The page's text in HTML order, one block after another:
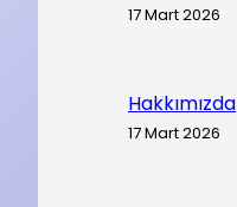
17 Mart 2026
Hakkımızda
17 Mart 2026